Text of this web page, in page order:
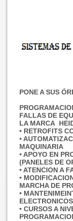
PONE A SUS
FALLAS DE
LA MARCA
• RETROFITS
•
MAQUINARIA
• APOYO EN
(PANELES DE
• ATENCION A
•
MARCHA DE
•
ELECTRONICOS
• CURSOS A